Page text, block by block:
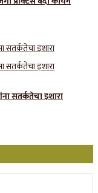
सतर्कतेचा इशारा